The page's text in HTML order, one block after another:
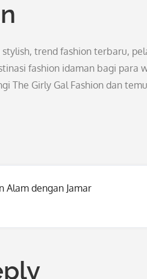
trend fashion terbaru,
fashion idaman bagi
The Girly Gal Fashion dan
Alam dengan Jamar